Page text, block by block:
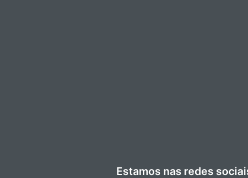
Estamos nas redes